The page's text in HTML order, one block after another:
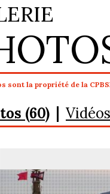
sont la propriété de la
(60)